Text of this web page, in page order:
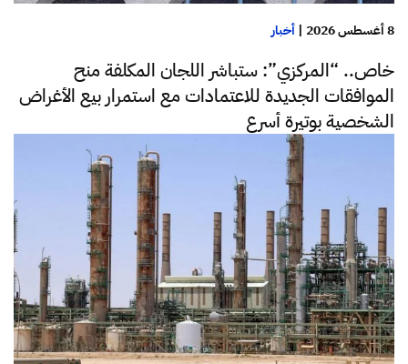
8 أغسطس 2026 | أخبار
خاص.. “المركزي”: ستباشر اللجان المكلفة منح
الموافقات الجديدة للاعتمادات مع استمرار بيع الأغراض
الشخصية بوتيرة أسرع